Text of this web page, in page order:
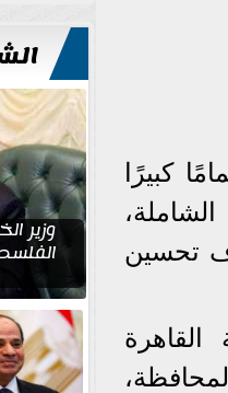
كبيرًا
تحسين
للتعمير
وزير